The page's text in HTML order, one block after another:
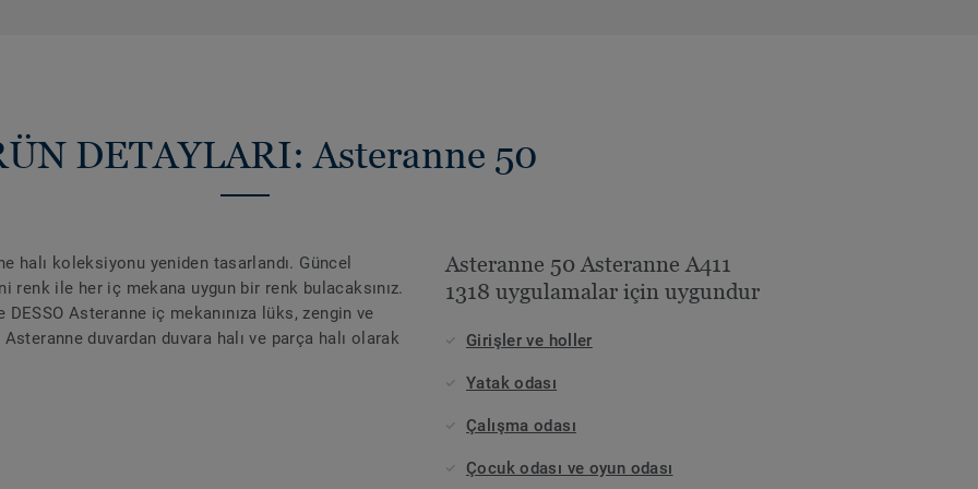
DETAYLARI: Asteranne 50
halı koleksiyonu yeniden tasarlandı. Güncel
renk ile her iç mekana uygun bir renk bulacaksınız.
Asteranne iç mekanınıza lüks, zengin ve
Asteranne duvardan duvara halı ve parça halı olarak
Asteranne 50 Asteranne A411
1318 uygulamalar için uygundur
Girişler ve holler
Yatak odası
Çalışma odası
Çocuk odası ve oyun odası